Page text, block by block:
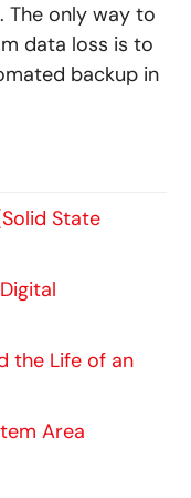
The only way to
data loss is to
backup in
State
the Life of an
Area